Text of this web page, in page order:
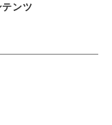
ンツ